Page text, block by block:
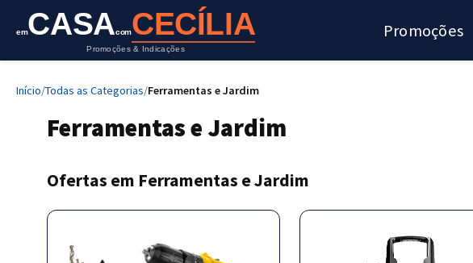
emCASAcomCECÍLIA
Promoções & Indicações
Promoções
Início/Todas as Categorias/Ferramentas e Jardim
Ferramentas e Jardim
Ofertas em Ferramentas e Jardim